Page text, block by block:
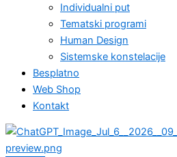
Individualni put
Tematski programi
Human Design
Sistemske konstelacije
Besplatno
Web Shop
Kontakt